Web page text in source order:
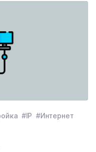
#IP #Интернет